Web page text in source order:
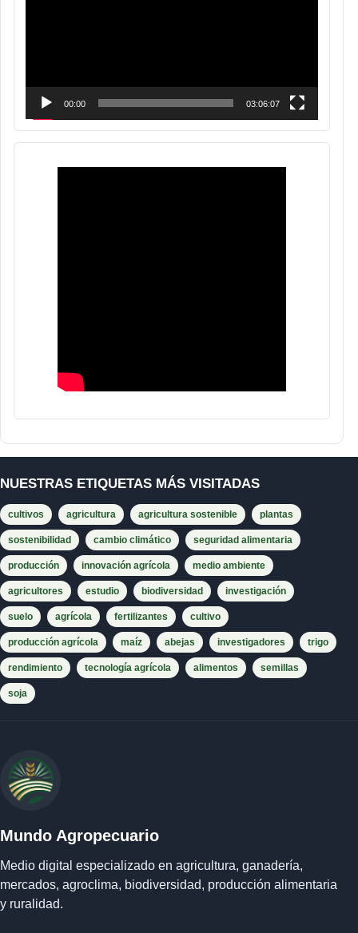
00:00 03:06:07
NUESTRAS ETIQUETAS MÁS VISITADAS
cultivos agricultura agricultura sostenible plantas
sostenibilidad cambio climático seguridad alimentaria
producción innovación agrícola medio ambiente
agricultores estudio biodiversidad investigación
suelo agrícola fertilizantes cultivo
producción agrícola maíz abejas investigadores trigo
rendimiento tecnología agrícola alimentos semillas
soja
Mundo Agropecuario
Medio digital especializado en agricultura, ganadería,
mercados, agroclima, biodiversidad, producción alimentaria
y ruralidad.